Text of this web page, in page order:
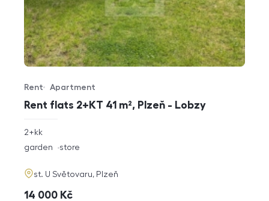
Rent flats 2+KT 41 m², Plzeň - Lobzy
Offer type
Rent
Property type
Apartment
rozměry
disposition
2+kk
funkce
garden store
adresa
st. U Světovaru, Plzeň
cena
14 000 Kč